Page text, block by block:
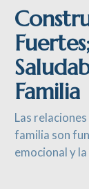
Familia
Las
familia son
emocional y